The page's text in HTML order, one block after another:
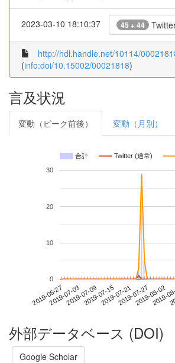
2023-03-10 18:10:37 45 + 44
http://hdl.handle.net/10114/
(info:doi/10.15002/00021818)
言及状況
変動（ピーク前後） 変動（月別）
合計 Twitter (通常)
2019-06-272019-07-032019-07-092019-07-152019-07-212019-07-272019-08-02
2019-
0
10
20
30
外部データベース (DOI)
Google Scholar